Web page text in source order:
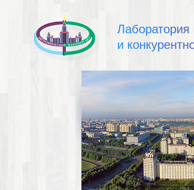
Лаборатория
и конкурентн